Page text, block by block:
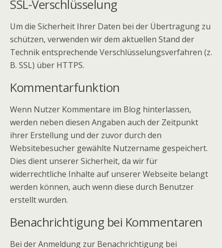
SSL-Verschlüsselung
Um die Sicherheit Ihrer Daten bei der Übertragung zu
schützen, verwenden wir dem aktuellen Stand der
Technik entsprechende Verschlüsselungsverfahren (z.
B. SSL) über HTTPS.
Kommentarfunktion
Wenn Nutzer Kommentare im Blog hinterlassen,
werden neben diesen Angaben auch der Zeitpunkt
ihrer Erstellung und der zuvor durch den
Websitebesucher gewählte Nutzername gespeichert.
Dies dient unserer Sicherheit, da wir für
widerrechtliche Inhalte auf unserer Webseite belangt
werden können, auch wenn diese durch Benutzer
erstellt wurden.
Benachrichtigung bei Kommentaren
Bei der Anmeldung zur Benachrichtigung bei